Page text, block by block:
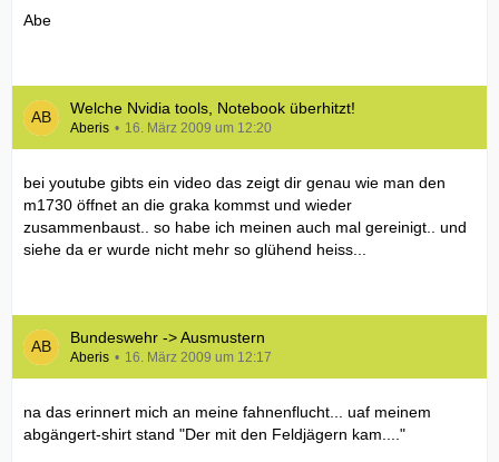
Abe
Welche Nvidia tools, Notebook überhitzt!
Aberis 16. März 2009 um 12:20
bei youtube gibts ein video das zeigt dir genau wie man den
m1730 öffnet an die graka kommst und wieder
zusammenbaust.. so habe ich meinen auch mal gereinigt.. und
siehe da er wurde nicht mehr so glühend heiss...
Bundeswehr -> Ausmustern
Aberis 16. März 2009 um 12:17
na das erinnert mich an meine fahnenflucht... uaf meinem
abgängert-shirt stand "Der mit den Feldjägern kam...."